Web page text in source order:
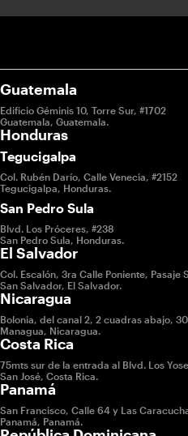
Guatemala
Edificio Géminis 10, Torre Sur, #1702
Guatemala, Guatemala.
Honduras
Tegucigalpa
Col. Rubén Darío, Calle Venecia, #2152
Tegucigalpa, Honduras.
San Pedro Sula
Blvd. Los Próceres, #238
San Pedro Sula, Honduras.
El Salvador
Col. Escalón, 3ra Calle Poniente, Pasaje
San Salvador, El Salvador.
Nicaragua
Bolonia, del canal 2, 2 cuadras abajo,
Managua, Nicaragua.
Costa Rica
75mts sur de la entrada al Blvd. Los
San José, Costa Rica.
Panamá
San Francisco, Calle 64 y Las
Panamá, Panamá.